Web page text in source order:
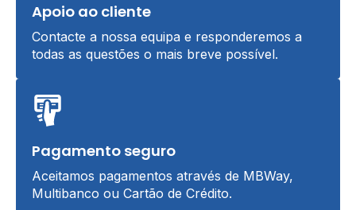
Apoio ao cliente
Contacte a nossa equipa e responderemos a
todas as questões o mais breve possível.
Pagamento seguro
Aceitamos pagamentos através de MBWay,
Multibanco ou Cartão de Crédito.